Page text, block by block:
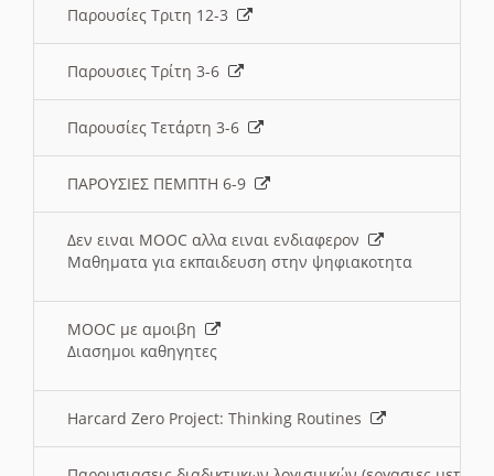
Παρουσίες Τριτη 12-3
Παρουσιες Τρίτη 3-6
Παρουσίες Τετάρτη 3-6
ΠΑΡΟΥΣΙΕΣ ΠΕΜΠΤΗ 6-9
Δεν ειναι MOOC αλλα ειναι ενδιαφερον
Μαθηματα για εκπαιδευση στην ψηφιακοτητα
MOOC με αμοιβη
Διασημοι καθηγητες
Harcard Zero Project: Thinking Routines